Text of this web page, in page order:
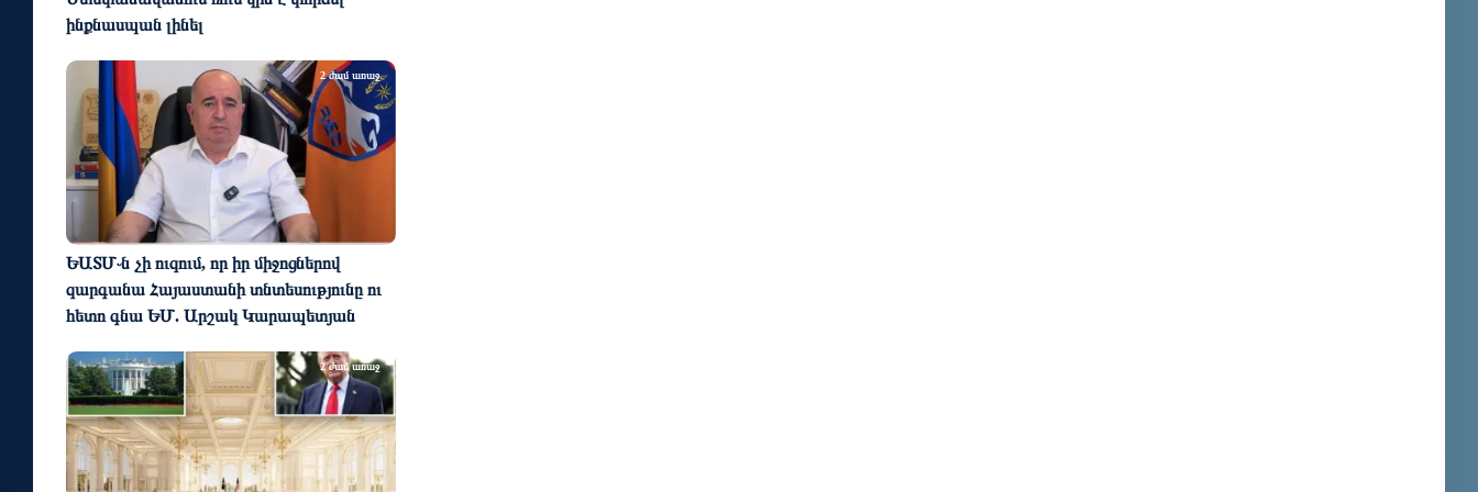
ինքնասպան լինել
ԵԱՏՄ֊ն չի ուզում, որ իր միջոցներով
զարգանա Հայաստանի տնտեսությունը ու
հետո գնա ԵՄ. Արշակ Կարապետյան
2 ժամ առաջ
2 ժամ առաջ